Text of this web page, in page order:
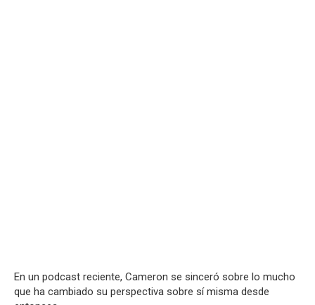
En un podcast reciente, Cameron se sinceró sobre lo mucho
que ha cambiado su perspectiva sobre sí misma desde